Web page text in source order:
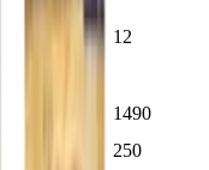
12
1490
250